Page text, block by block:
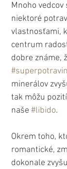
Mnoho
niektoré
vlastnosťami,
centrum
dobre známe,
minerálov
tak môžu
naše #libido.
Okrem toho,
romantické,
dokonale